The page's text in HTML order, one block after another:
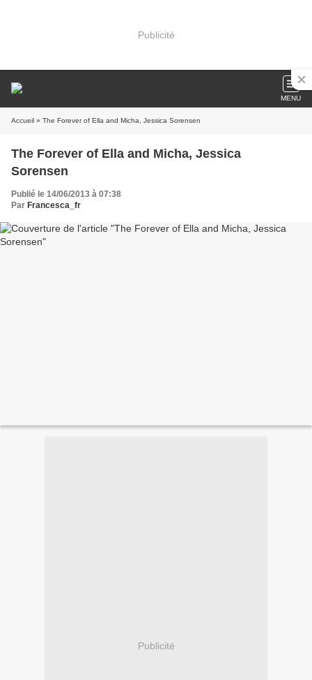
Publicité
MENU
Accueil » The Forever of Ella and Micha, Jessica Sorensen
The Forever of Ella and Micha, Jessica
Sorensen
Publié le 14/06/2013 à 07:38
Par Francesca_fr
Publicité